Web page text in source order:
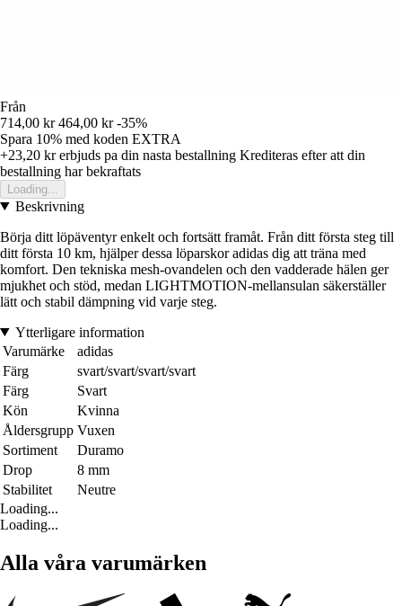
Från
714,00 kr 464,00 kr -35%
Spara 10% med koden EXTRA
+23,20 krerbjuds pa din nasta bestallning Krediteras efter att din
bestallning har bekraftats
Loading...
Beskrivning
Börja ditt löpäventyr enkelt och fortsätt framåt. Från ditt första steg till
ditt första 10 km, hjälper dessa löparskor adidas dig att träna med
komfort. Den tekniska mesh-ovandelen och den vadderade hälen ger
mjukhet och stöd, medan LIGHTMOTION-mellansulan säkerställer
lätt och stabil dämpning vid varje steg.
Ytterligare information
Varumärke
adidas
Färg
svart/svart/svart/svart
Färg
Svart
Kön
Kvinna
Åldersgrupp Vuxen
Sortiment
Duramo
Drop
8 mm
Stabilitet
Neutre
Loading...
Loading...
Alla våra varumärken